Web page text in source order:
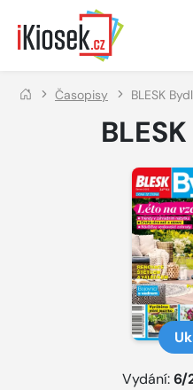
Přejít na hlavní obsah
Časopisy BLESK
Vydání:6/